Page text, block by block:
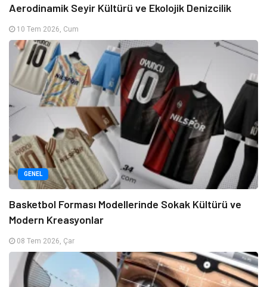
Aerodinamik Seyir Kültürü ve Ekolojik Denizcilik
10 Tem 2026, Cum
GENEL
Basketbol Forması Modellerinde Sokak Kültürü ve
Modern Kreasyonlar
08 Tem 2026, Çar